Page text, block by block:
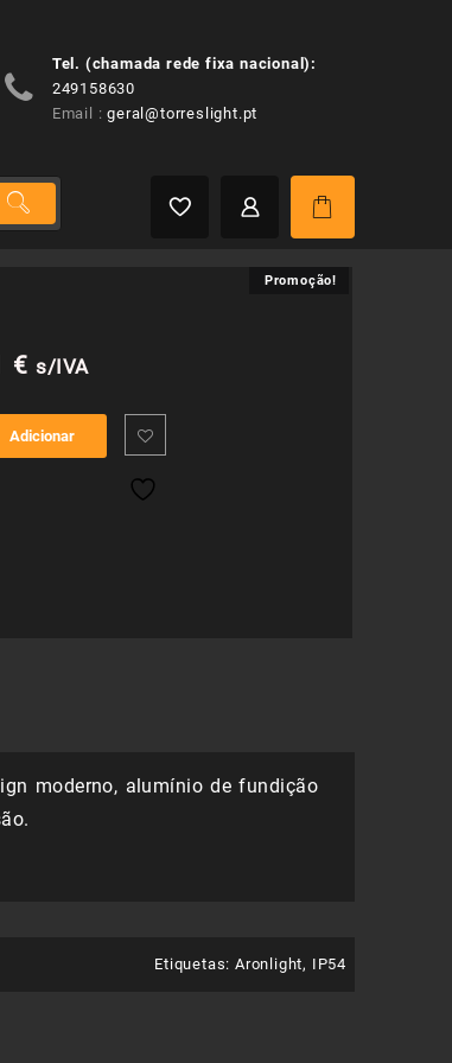
Tel. (chamada rede fixa nacional):
249158630
Email :geral@torreslight.pt
Promoção!
€O
preço
atual
s/IVA
Adicionar
Promoção!
moderno, alumínio de fundição
Etiquetas: Aronlight, IP54